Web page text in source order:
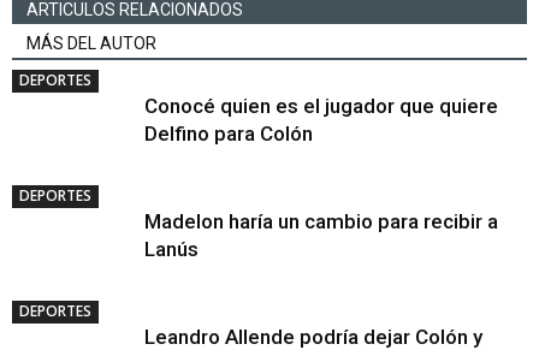
ARTICULOS RELACIONADOS
MÁS DEL AUTOR
DEPORTES
Conocé quien es el jugador que quiere
Delfino para Colón
DEPORTES
Madelon haría un cambio para recibir a
Lanús
DEPORTES
Leandro Allende podría dejar Colón y